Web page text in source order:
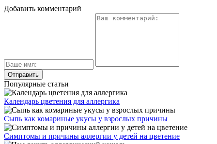
Добавить комментарий
Популярные статьи
Календарь цветения для аллергика
Сыпь как комариные укусы у взрослых причины
Симптомы и причины аллергии у детей на цветение